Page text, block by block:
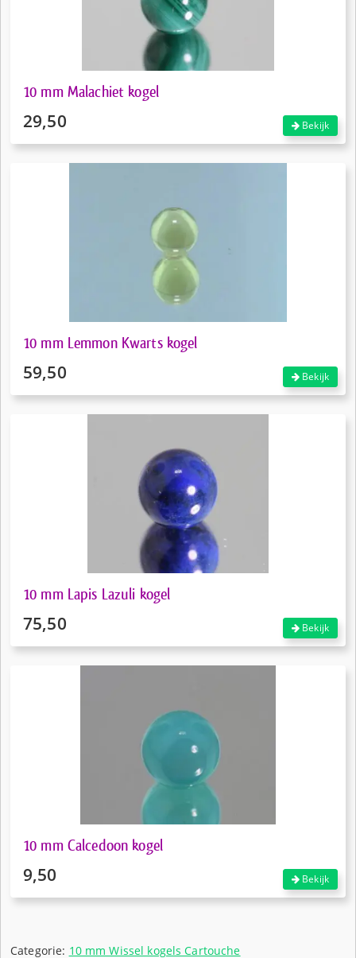
10 mm Malachiet kogel
29,50 Bekijk
10 mm Lemmon Kwarts kogel
59,50 Bekijk
10 mm Lapis Lazuli kogel
75,50 Bekijk
10 mm Calcedoon kogel
9,50 Bekijk
Categorie: 10 mm Wissel kogels Cartouche